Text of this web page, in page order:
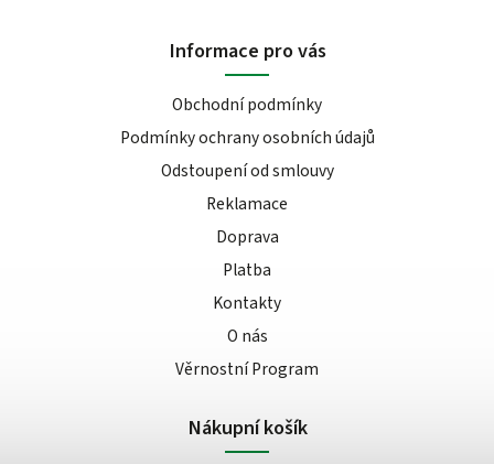
Informace pro vás
Obchodní podmínky
Podmínky ochrany osobních údajů
Odstoupení od smlouvy
Reklamace
Doprava
Platba
Kontakty
O nás
Věrnostní Program
Nákupní košík